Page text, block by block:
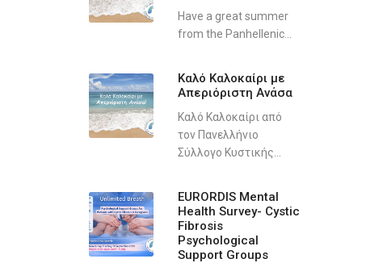
Have a great summer
from the Panhellenic...
Καλό Καλοκαίρι με
Απεριόριστη Ανάσα
Καλό Καλοκαίρι από
τον Πανελλήνιο
Σύλλογο Κυστικής...
EURORDIS Mental
Health Survey- Cystic
Fibrosis
Psychological
Support Groups